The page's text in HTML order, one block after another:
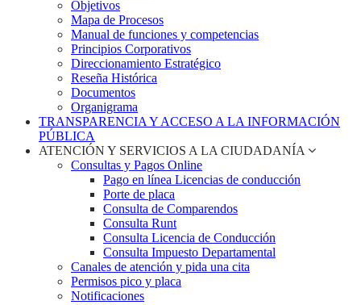
Objetivos
Mapa de Procesos
Manual de funciones y competencias
Principios Corporativos
Direccionamiento Estratégico
Reseña Histórica
Documentos
Organigrama
TRANSPARENCIA Y ACCESO A LA INFORMACIÓN
PÚBLICA
ATENCIÓN Y SERVICIOS A LA CIUDADANÍA
Consultas y Pagos Online
Pago en línea Licencias de conducción
Porte de placa
Consulta de Comparendos
Consulta Runt
Consulta Licencia de Conducción
Consulta Impuesto Departamental
Canales de atención y pida una cita
Permisos pico y placa
Notificaciones